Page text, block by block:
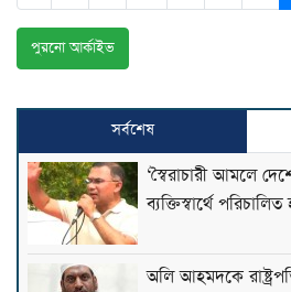
পুরনো আর্কাইভ
সর্বশেষ
‘স্বৈরাচারী আমলে
ব্যক্তিস্বার্থে
অলি আহমদকে